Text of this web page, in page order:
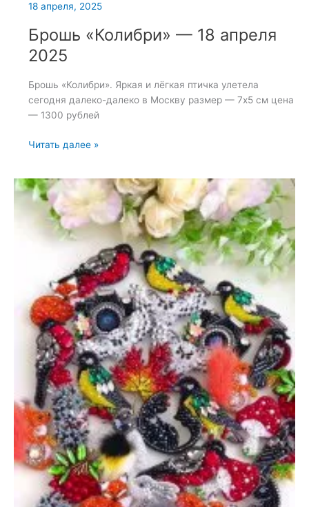
18 апреля, 2025
Брошь «Колибри» — 18 апреля
2025
Брошь «Колибри». Яркая и лёгкая птичка улетела
сегодня далеко-далеко в Москву размер — 7х5 см цена
— 1300 рублей
Брошь
18
апреля
2025
Читать далее »